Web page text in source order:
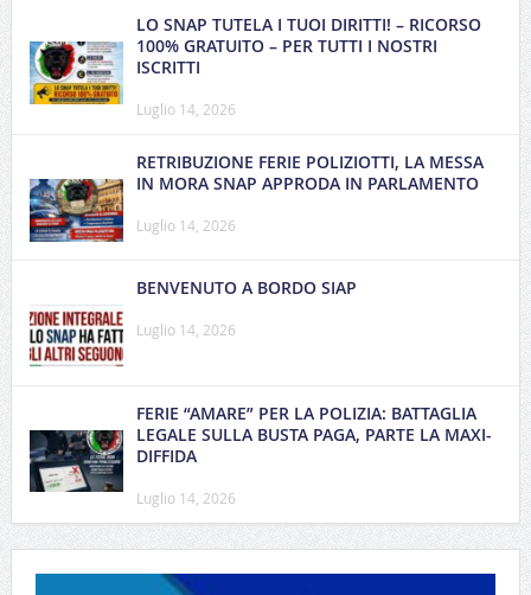
LO SNAP TUTELA I TUOI DIRITTI! – RICORSO
100% GRATUITO – PER TUTTI I NOSTRI
ISCRITTI
Luglio 14, 2026
RETRIBUZIONE FERIE POLIZIOTTI, LA MESSA
IN MORA SNAP APPRODA IN PARLAMENTO
Luglio 14, 2026
BENVENUTO A BORDO SIAP
Luglio 14, 2026
FERIE “AMARE” PER LA POLIZIA: BATTAGLIA
LEGALE SULLA BUSTA PAGA, PARTE LA MAXI-
DIFFIDA
Luglio 14, 2026